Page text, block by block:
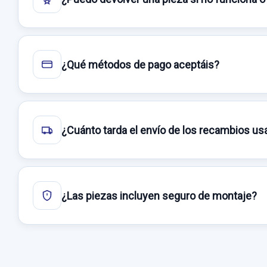
¿Qué métodos de pago aceptáis?
¿Cuánto tarda el envío de los recambios
¿Las piezas incluyen seguro de montaje?